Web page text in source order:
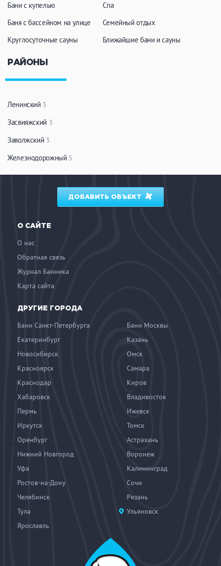
Бани с купелью
Баня с бассейном на улице
Круглосуточные сауны
Спа
Семейный отдых
Ближайшие бани и сауны
РАЙОНЫ
Ленинский 3
Засвияжский 3
Заволжский 3
Железнодорожный 5
ДОБАВИТЬ ОБЪЕКТ
О САЙТЕ
О нас
Обратная связь
Журнал Банника
Карта сайта
ДРУГИЕ ГОРОДА
Бани Санкт-Петербурга
Бани Москвы
Екатеринбург
Казань
Новосибирск
Омск
Красноярск
Самара
Краснодар
Киров
Хабаровск
Владивосток
Пермь
Ижевск
Иркутск
Томск
Оренбург
Астрахань
Нижний Новгород
Воронеж
Уфа
Калининград
Ростов-на-Дону
Сочи
Челябинск
Рязань
Тула
Ульяновск
Ярославль